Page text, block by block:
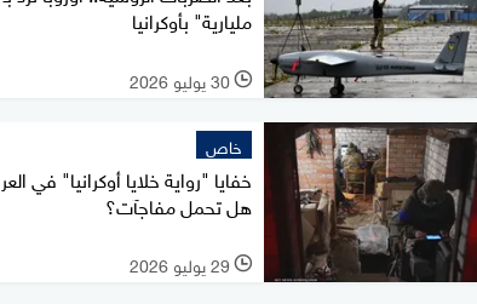
مليارية" بأوكرانيا
l 30 يوليو 2026
خاص
خفايا "رواية خلايا أوكرانيا" في
هل تحمل مفاجآت؟
l 29 يوليو 2026